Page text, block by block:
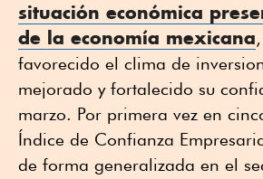
situación económica
de la economía mexicana
favorecido el clima de
mejorado y fortalecido su
marzo. Por primera vez en
Índice de Confianza
de forma generalizada en el